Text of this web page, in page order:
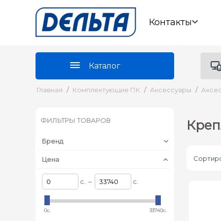
Контакты
Каталог
Главная / Комплектующие ПК / Аксессуары /
ФИЛЬТРЫ ТОВАРОВ
Бренд
Цена
c. – c.
0c. 33740c.